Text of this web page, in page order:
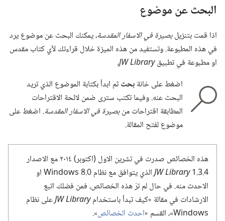
البحث عن موضوع
اذا قمت بتنزيلبصيرة في الاسفار المقدسة،‏يمكنك البحث عن موضوع يرد
في هذه المطبوعة.‏ وتستفيد من هذه الميزة خلال قراءتك لأي كتاب مقدس
او مطبوعة في تطبيقJW Library.‏
اضغط على خانةبحثثم ابدأ بكتابة الموضوع الذي تريد
البحث عنه.‏ وفيما تكتب سترى ضمن لائحة الاقتراحات
المطابقة اقتراحات منبصيرة في الاسفار المقدسة.‏ اضغط على
موضوع لفتح المقالة.‏
هذه الخصائص صدرت في تشرين الاول (‏اكتوبر)‏ ٢٠١٤ مع الاصدار
4.‏3.‏1
JW Library
الذي يتوافق مع نظام 8.0 Windows او
الاحدث منه.‏ في حال لم ترَ هذه الخصائص،‏ فمن فضلك اتبع
الارشادات في مقالة «كيف تبدأ باستخدامJW Libraryعلى نظام
Windows»،‏ القسم «‏
احدث الخصائص‏».‏